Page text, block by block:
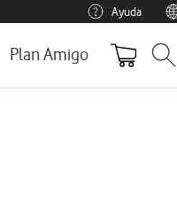
Ayuda
Plan Amigo